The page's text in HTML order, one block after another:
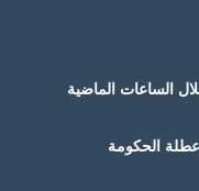
الساعات الماضية
الحكومة